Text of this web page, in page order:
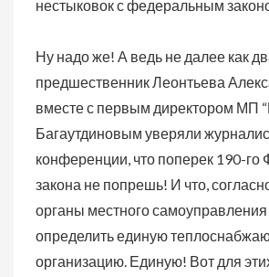
нестыковок с федеральным
Ну надо же! А ведь не далее как
предшественник Леонтьева
вместе с первым директором МП
Багаутдиновым уверяли
конференции, что поперек 190-го
закона не попрешь! И что,
органы местного
определить единую
организацию. Единую! Вот для